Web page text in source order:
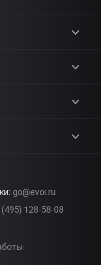
подарки
go@evoi.ru
(495) 128-58-08